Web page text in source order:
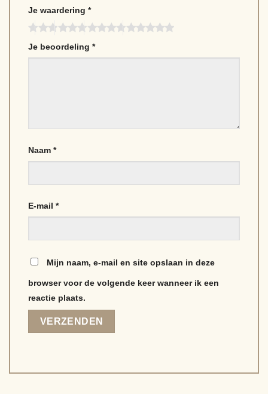
Je waardering *
Je beoordeling *
Naam *
E-mail *
Mijn naam, e-mail en site opslaan in deze
browser voor de volgende keer wanneer ik een
reactie plaats.